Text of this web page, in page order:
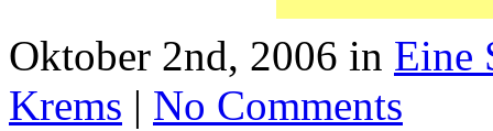
Oktober 2nd, 2006 in Eine
Krems | No Comments